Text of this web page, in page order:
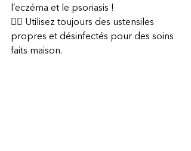
l’eczéma et le psoriasis !
👉🏼 Utilisez toujours des ustensiles
propres et désinfectés pour des soins
faits maison.